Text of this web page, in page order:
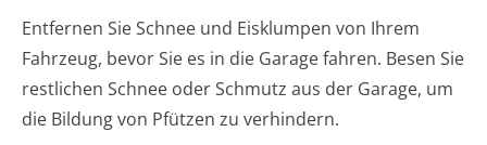
Entfernen Sie Schnee und Eisklumpen von Ihrem
Fahrzeug, bevor Sie es in die Garage fahren. Besen Sie
restlichen Schnee oder Schmutz aus der Garage, um
die Bildung von Pfützen zu verhindern.